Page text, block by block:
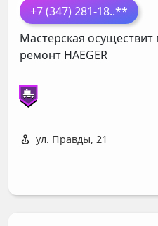
+7 (347) 281-18..**
Мастерская
ремонт HAEGER
ул. Правды, 21